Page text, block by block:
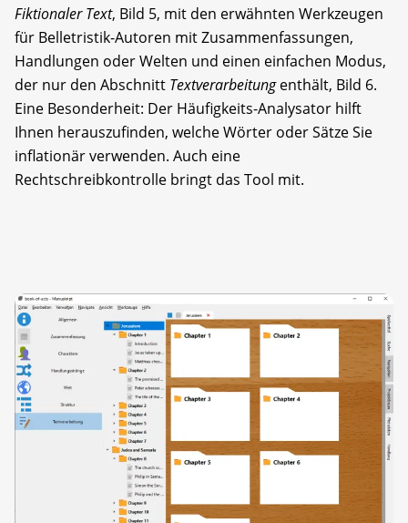
Fiktionaler Text, Bild 5, mit den erwähnten Werkzeugen
für Belletristik-Autoren mit Zusammenfassungen,
Handlungen oder Welten und einen einfachen Modus,
der nur den Abschnitt Textverarbeitungenthält, Bild 6.
Eine Besonderheit: Der Häufigkeits-Analysator hilft
Ihnen herauszufinden, welche Wörter oder Sätze Sie
inflationär verwenden. Auch eine
Rechtschreibkontrolle bringt das Tool mit.